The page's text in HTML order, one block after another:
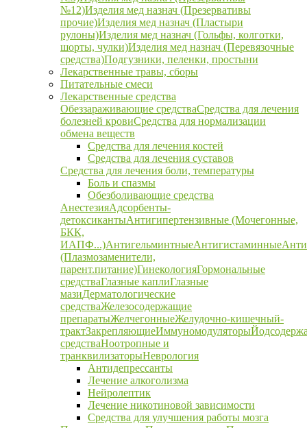
№12)Изделия мед назнач (Презервативы
прочие)Изделия мед назнач (Пластыри
рулоны)Изделия мед назнач (Гольфы, колготки,
шорты, чулки)Изделия мед назнач (Перевязочные
средства)Подгузники, пеленки, простыни
Лекарственные травы, сборы
Питательные смеси
Лекарственные средства
Обеззараживающие средстваСредства для лечения
болезней кровиСредства для нормализации
обмена веществ
Средства для лечения костей
Средства для лечения суставов
Средства для лечения боли, температуры
Боль и спазмы
Обезболивающие средства
АнестезияАдсорбенты-
детоксикантыАнтигипертензивные (Мочегонные,
БКК,
ИАПФ...)АнтигельминтныеАнтигистаминные
(Плазмозаменители,
парент.питание)ГинекологияГормональные
средстваГлазные каплиГлазные
мазиДерматологические
средстваЖелезосодержащие
препаратыЖелчегонныеЖелудочно-кишечный-
трактЗакрепляющиеИммуномодуляторы
средстваНоотропные и
транквилизаторыНеврология
Антидепрессанты
Лечение алкоголизма
Нейролептик
Лечение никотиновой зависимости
Средства для улучшения работы мозга